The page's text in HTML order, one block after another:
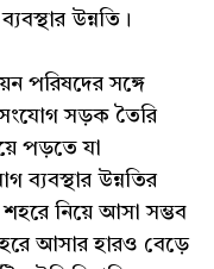
উন্নতি।
পরিষদের সঙ্গে
সড়ক তৈরি
পড়তে যা
ব্যবস্থার উন্নতির
নিয়ে আসা সম্ভব
আসার হারও বেড়ে